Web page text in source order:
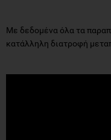
Με δεδομένα όλα τα
κατάλληλη διατροφή